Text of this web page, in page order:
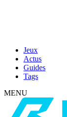
Jeux
Actus
Guides
Tags
MENU